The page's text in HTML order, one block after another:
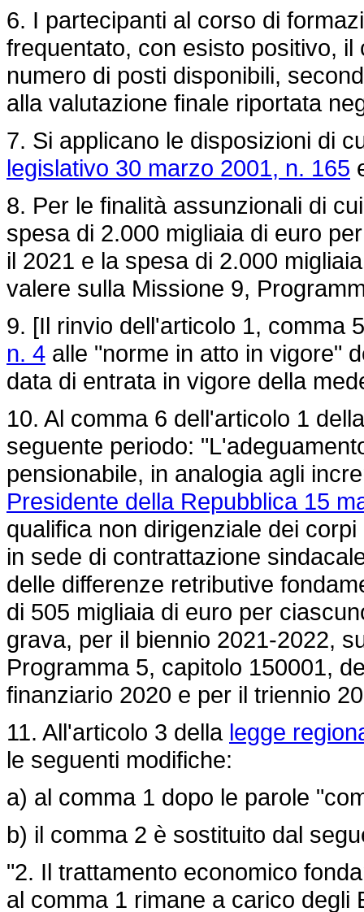
6. I partecipanti al corso di
frequentato, con esisto positivo,
numero di posti disponibili,
alla valutazione finale riportata
7. Si applicano le disposizioni di
legislativo 30 marzo 2001, n. 165
8. Per le finalità assunzionali di
spesa di 2.000 migliaia di euro
il 2021 e la spesa di 2.000
valere sulla Missione 9,
9. [Il rinvio dell'articolo 1, comma
n. 4 alle "norme in atto in vigore"
data di entrata in vigore della
10. Al comma 6 dell'articolo 1
seguente periodo:
pensionabile, in analogia agli
Presidente della Repubblica 15
qualifica non dirigenziale dei
in sede di contrattazione
delle differenze retributive
di 505 migliaia di euro per
grava, per il biennio 2021-2022,
Programma 5, capitolo 150001,
finanziario 2020 e per il triennio
11. All'articolo 3 della legge
le seguenti modifiche:
a) al comma 1 dopo le parole
b) il comma 2 è sostituito dal
"2. Il trattamento economico
al comma 1 rimane a carico degli